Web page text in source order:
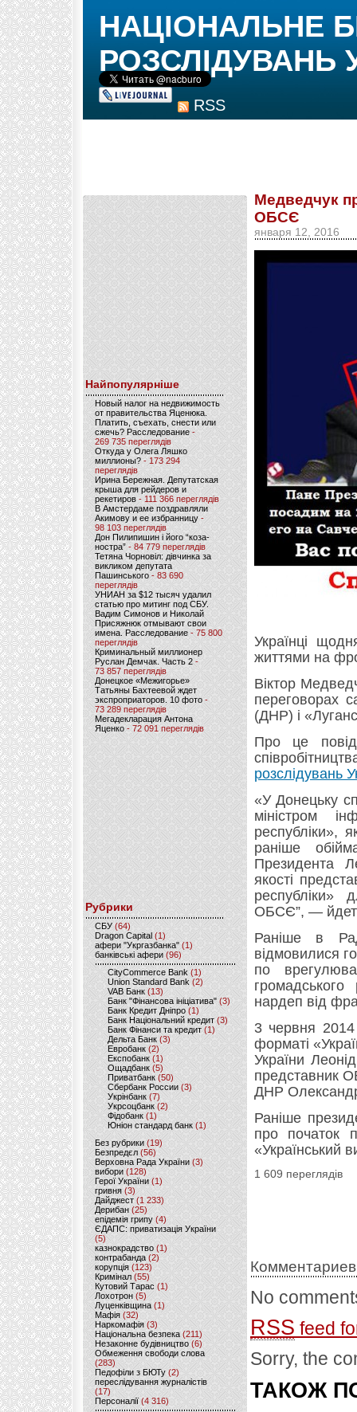
RSS
НАЦІОНАЛЬНЕ
РОЗСЛІДУВАНЬ
Найпопулярніше
Новый налог на недвижимость
от правительства Яценюка.
Платить, съехать, снести или
сжечь? Расследование-
269 735 переглядів
Откуда у Олега Ляшко
миллионы? - 173 294
переглядів
Ирина Бережная. Депутатская
крыша для рейдеров и
рекетиров - 111 366 переглядів
В Амстердаме поздравляли
Акимову и ее избранницу -
98 103 переглядів
Дон Пилипишин і його “коза-
ностра” - 84 779 переглядів
Тетяна Чорновіл: дівчинка за
викликом депутата
Пашинського- 83 690
переглядів
УНИАН за $12 тысяч удалил
статью про митинг под СБУ.
Вадим Симонов и Николай
Присяжнюк отмывают свои
имена. Расследование - 75 800
переглядів
Криминальный миллионер
Руслан Демчак. Часть 2-
73 857 переглядів
Донецкое «Межигорье»
Татьяны Бахтеевой ждет
экспроприаторов. 10 фото -
73 289 переглядів
Мегадекларация Антона
Яценко - 72 091 переглядів
Рубрики
CБУ (64)
Dragon Capital (1)
афери "Укргазбанка" (1)
банківські афери (96)
CityCommerce Bank (1)
Union Standard Bank (2)
VAB Банк (13)
Банк "Фінансова ініціатива" (3)
Банк Кредит Дніпро (1)
Банк Національний кредит (3)
Банк Фінанси та кредит (1)
Дельта Банк (3)
Евробанк(2)
Експобанк (1)
Ощадбанк(5)
Приватбанк (50)
Сбербанк России (3)
Укрінбанк(7)
Укрсоцбанк (2)
Фідобанк (1)
Юніон стандард банк(1)
Без рубрики (19)
Безпредєл(56)
Верховна Рада України (3)
вибори(128)
Герої України(1)
гривня (3)
Дайджест (1 233)
Дерибан (25)
епідемія грипу (4)
ЄДАПС: приватизація України
(5)
казнокрадство (1)
контрабанда (2)
корупція (123)
Кримінал (55)
Кутовий Тарас (1)
Лохотрон(5)
Луценківщина (1)
Мафія (32)
Наркомафія (3)
Національна безпека (211)
Незаконне будівництво(6)
Обмеження свободи слова
(283)
Педофіли з БЮТу (2)
переслідування журналістів
(17)
Персоналії (4 316)
Медведчук
ОБСЄ
января 12, 2016
Українці
життями на
Віктор
переговорах
(ДНР) і
Про це
розслідувань
«У Донецьку
міністром
республіки»,
раніше
Президента
якості
республіки»
ОБСЄ”, —
Раніше в
відмовилися
по
нардеп від
3 червня
форматі
України
представник
ДНР
Раніше
про початок
«Український
1 609 переглядів
No
RSS feed
Sorry, the
ТАКОЖ